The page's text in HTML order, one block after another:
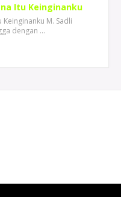
Itu Keinginanku
M. Sadli
dengan …